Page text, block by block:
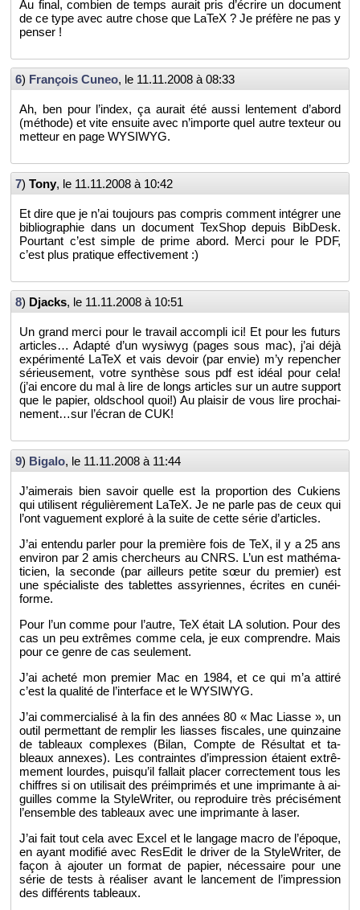
Au final, com­bien de temps au­rait pris d’écrire un do­cu­ment
de ce type avec autre chose que LaTeX ? Je pré­fère ne pas y
pen­ser !
6) Fran­çois Cuneo, le 11.11.2008 à 08:33
Ah, ben pour l’in­dex, ça au­rait été aussi len­te­ment d’abord
(mé­thode) et vite en­suite avec n’im­porte quel autre tex­teur ou
met­teur en page WY­SIWYG.
7) Tony, le 11.11.2008 à 10:42
Et dire que je n’ai tou­jours pas com­pris com­ment in­té­grer une
bi­blio­gra­phie dans un do­cu­ment Tex­Shop de­puis Bib­Desk.
Pour­tant c’est simple de prime abord. Merci pour le PDF,
c’est plus pra­tique ef­fec­ti­ve­ment :)
8) Djacks, le 11.11.2008 à 10:51
Un grand merci pour le tra­vail ac­com­pli ici! Et pour les fu­turs
ar­ticles… Adapté d’un wy­siwyg (pages sous mac), j’ai déjà
ex­pé­ri­menté LaTeX et vais de­voir (par envie) m’y re­pen­cher
sé­rieu­se­ment, votre syn­thèse sous pdf est idéal pour cela!
(j’ai en­core du mal à lire de longs ar­ticles sur un autre sup­port
que le pa­pier, old­school quoi!) Au plai­sir de vous lire pro­chai­
ne­ment…sur l’écran de CUK!
9) Bi­galo, le 11.11.2008 à 11:44
J’ai­me­rais bien sa­voir quelle est la pro­por­tion des Cu­kiens
qui uti­lisent ré­gu­liè­re­ment LaTeX. Je ne parle pas de ceux qui
l’ont va­gue­ment ex­ploré à la suite de cette série d’ar­ticles.
J’ai en­tendu par­ler pour la pre­mière fois de TeX, il y a 25 ans
en­vi­ron par 2 amis cher­cheurs au CNRS. L’un est ma­thé­ma­
ti­cien, la se­conde (par ailleurs pe­tite sœur du pre­mier) est
une spé­cia­liste des ta­blettes as­sy­riennes, écrites en cu­néi­
forme.
Pour l’un comme pour l’autre, TeX était LA so­lu­tion. Pour des
cas un peu ex­trêmes comme cela, je eux com­prendre. Mais
pour ce genre de cas seule­ment.
J’ai acheté mon pre­mier Mac en 1984, et ce qui m’a at­tiré
c’est la qua­lité de l’in­ter­face et le WY­SIWYG.
J’ai com­mer­cia­lisé à la fin des an­nées 80 « Mac Liasse », un
outil per­met­tant de rem­plir les liasses fis­cales, une quin­zaine
de ta­bleaux com­plexes (Bilan, Compte de Ré­sul­tat et ta­
bleaux an­nexes). Les contraintes d’im­pres­sion étaient ex­trê­
me­ment lourdes, puis­qu’il fal­lait pla­cer cor­rec­te­ment tous les
chiffres si on uti­li­sait des pré­im­pri­més et une im­pri­mante à ai­
guilles comme la Sty­le­Wri­ter, ou re­pro­duire très pré­ci­sé­ment
l’en­semble des ta­bleaux avec une im­pri­mante à laser.
J’ai fait tout cela avec Excel et le lan­gage macro de l’époque,
en ayant mo­di­fié avec Re­sE­dit le dri­ver de la Sty­le­Wri­ter, de
façon à ajou­ter un for­mat de pa­pier, né­ces­saire pour une
série de tests à réa­li­ser avant le lan­ce­ment de l’im­pres­sion
des dif­fé­rents ta­bleaux.